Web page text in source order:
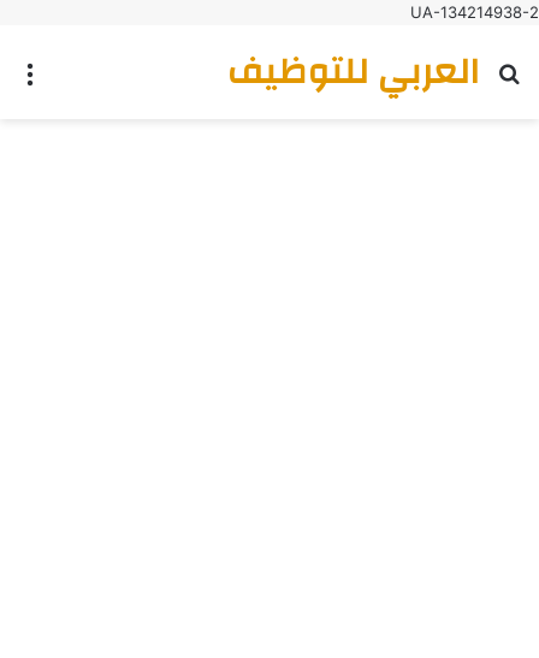
UA-134214938-2
العربي للتوظيف
بحث عن